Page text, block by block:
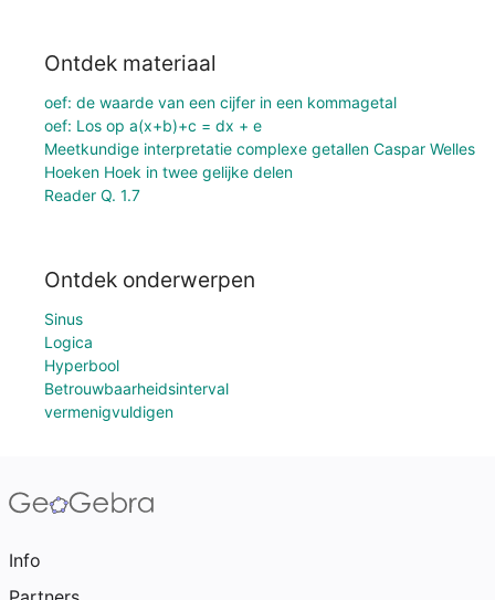
Ontdek materiaal
oef: de waarde van een cijfer in een kommagetal
oef: Los op a(x+b)+c = dx + e
Meetkundige interpretatie complexe getallen Caspar Welles
Hoeken Hoek in twee gelijke delen
Reader Q. 1.7
Ontdek onderwerpen
Sinus
Logica
Hyperbool
Betrouwbaarheidsinterval
vermenigvuldigen
Info